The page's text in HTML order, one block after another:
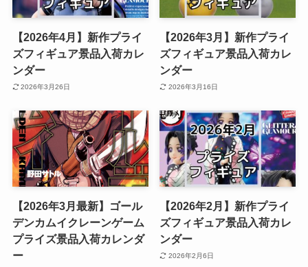
【2026年4月】新作プライ
ズフィギュア景品入荷カレ
ンダー
2026年3月26日
【2026年3月】新作プライ
ズフィギュア景品入荷カレ
ンダー
2026年3月16日
【2026年3月最新】ゴール
デンカムイクレーンゲーム
プライズ景品入荷カレンダ
ー
【2026年2月】新作プライ
ズフィギュア景品入荷カレ
ンダー
2026年2月6日